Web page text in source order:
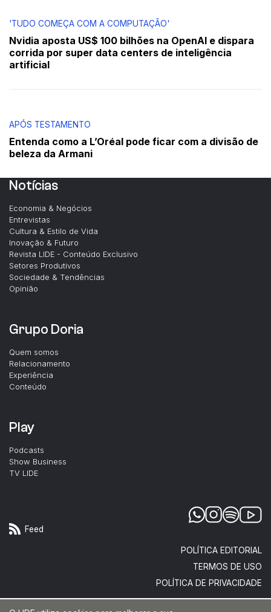
'TUDO COMEÇA COM A COMPUTAÇÃO'
Nvidia aposta US$ 100 bilhões na OpenAI e dispara
corrida por super data centers de inteligência
artificial
APÓS TESTAMENTO
Entenda como a L’Oréal pode ficar com a divisão de
beleza da Armani
Notícias
Economia & Negócios
Entrevistas
Cultura & Estilo de Vida
Inovação & Futuro
Revista LIDE - Conteúdo Exclusivo
Setores Produtivos
Sociedade & Tendências
Opinião
Grupo Doria
Quem somos
Relacionamento
Experiência
Conteúdo
Play
Podcasts
Show Business
TV LIDE
Feed
POLÍTICA EDITORIAL
TERMOS DE USO
POLÍTICA DE PRIVACIDADE